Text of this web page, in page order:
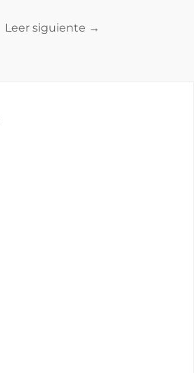
Leer siguiente →